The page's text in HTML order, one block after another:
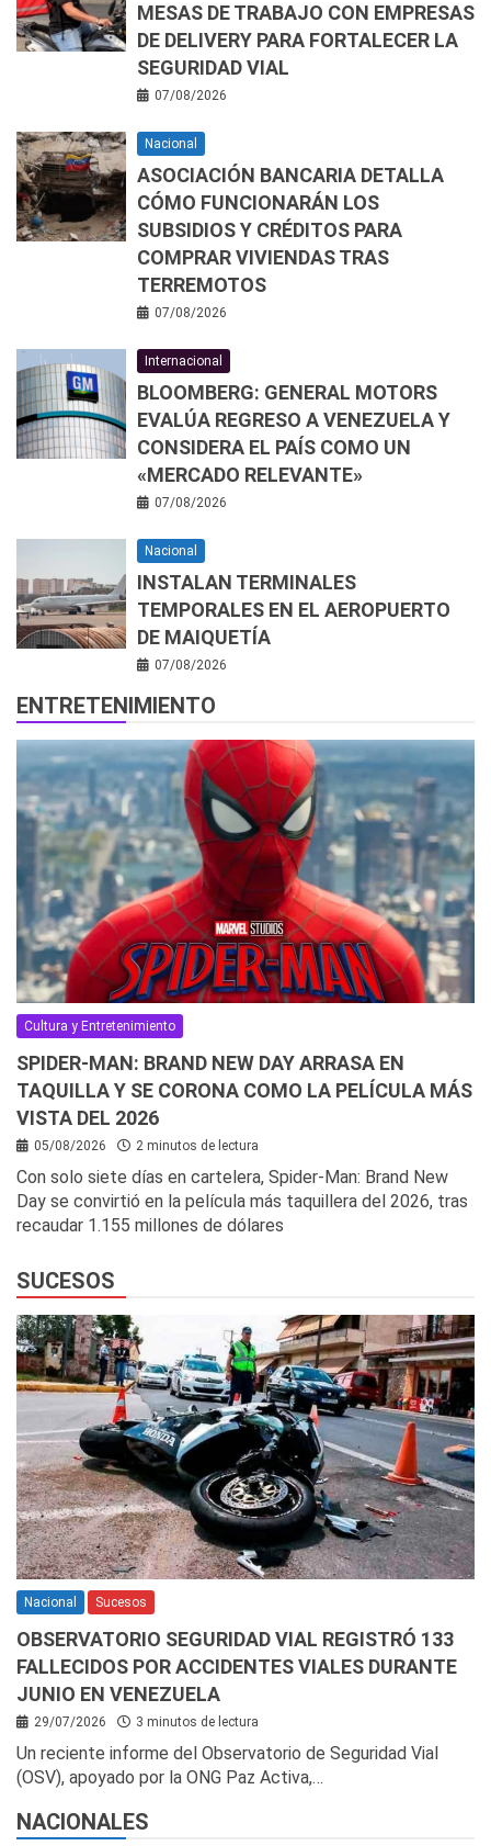
MESAS DE TRABAJO CON EMPRESAS
DE DELIVERY PARA FORTALECER LA
SEGURIDAD VIAL
07/08/2026
Nacional
ASOCIACIÓN BANCARIA DETALLA
CÓMO FUNCIONARÁN LOS
SUBSIDIOS Y CRÉDITOS PARA
COMPRAR VIVIENDAS TRAS
TERREMOTOS
07/08/2026
Internacional
BLOOMBERG: GENERAL MOTORS
EVALÚA REGRESO A VENEZUELA Y
CONSIDERA EL PAÍS COMO UN
«MERCADO RELEVANTE»
07/08/2026
Nacional
INSTALAN TERMINALES
TEMPORALES EN EL AEROPUERTO
DE MAIQUETÍA
07/08/2026
ENTRETENIMIENTO
Cultura y Entretenimiento
SPIDER-MAN: BRAND NEW DAY ARRASA EN
TAQUILLA Y SE CORONA COMO LA PELÍCULA MÁS
VISTA DEL 2026
05/08/2026 2 minutos de lectura
Con solo siete días en cartelera, Spider-Man: Brand New
Day se convirtió en la película más taquillera del 2026, tras
recaudar 1.155 millones de dólares
SUCESOS
Nacional Sucesos
OBSERVATORIO SEGURIDAD VIAL REGISTRÓ 133
FALLECIDOS POR ACCIDENTES VIALES DURANTE
JUNIO EN VENEZUELA
29/07/2026 3 minutos de lectura
Un reciente informe del Observatorio de Seguridad Vial
(OSV), apoyado por la ONG Paz Activa,…
NACIONALES